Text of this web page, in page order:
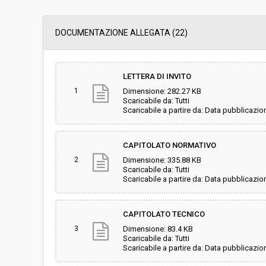
Data pubblicazione:
Svolgimento: Gara in busta
Responsabile attuale:
INFORMATICHE
DOCUMENTAZIONE ALLEGATA (22)
1
LETTERA DI INVITO
Dimensione: 282.27 KB
Scaricabile da: Tutti
Scaricabile a partire da: Data
2
CAPITOLATO NORMATIVO
Dimensione: 335.88 KB
Scaricabile da: Tutti
Scaricabile a partire da: Data
3
CAPITOLATO TECNICO
Dimensione: 83.4 KB
Scaricabile da: Tutti
Scaricabile a partire da: Data